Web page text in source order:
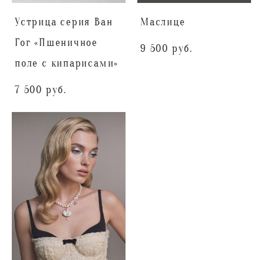
Устрица серия Ван
Гог «Пшеничное
поле с кипарисами»
7 500 pуб.
Маслице
9 500 pуб.